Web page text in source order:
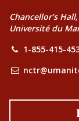
Chancellor’s
Université du
1-855-415-